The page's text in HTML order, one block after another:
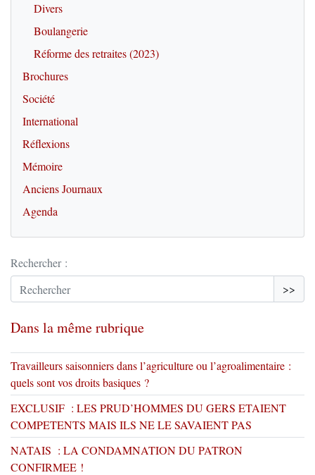
Divers
Boulangerie
Réforme des retraites (2023)
Brochures
Société
International
Réflexions
Mémoire
Anciens Journaux
Agenda
Rechercher :
>>
Dans la même rubrique
Travailleurs saisonniers dans l’agriculture ou l’agroalimentaire :
quels sont vos droits basiques ?
EXCLUSIF : LES PRUD’HOMMES DU GERS ETAIENT
COMPETENTS MAIS ILS NE LE SAVAIENT PAS
NATAIS : LA CONDAMNATION DU PATRON
CONFIRMEE !